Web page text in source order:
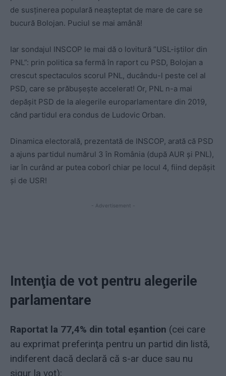
de susținerea populară neașteptat de mare de care se
bucură Bolojan. Puciul se mai amână!
Iar sondajul INSCOP le mai dă o lovitură ”USL-iștilor din
PNL”: prin politica sa fermă în raport cu PSD, Bolojan a
crescut spectaculos scorul PNL, ducându-l peste cel al
PSD, care se prăbușește accelerat! Or, PNL n-a mai
depășit PSD de la alegerile europarlamentare din 2019,
când partidul era condus de Ludovic Orban.
Dinamica electorală, prezentată de INSCOP, arată că PSD
a ajuns partidul numărul 3 în România (după AUR și PNL),
iar în curând ar putea coborî chiar pe locul 4, fiind depășit
și de USR!
- Advertisement -
Intenţia de vot pentru alegerile
parlamentare
Raportat la 77,4% din total eşantion (cei care
au exprimat preferinţa pentru un partid din listă,
indiferent dacă declară că s-ar duce sau nu
sigur la vot):